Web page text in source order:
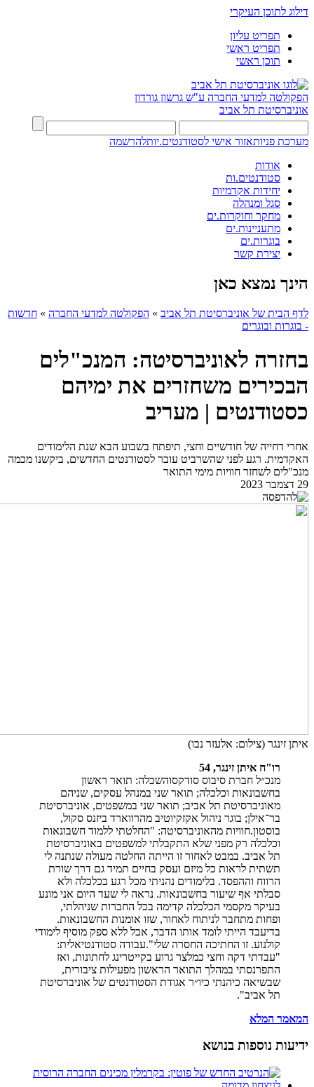
דילוג לתוכן העיקרי
תפריט עליון
תפריט ראשי
תוכן ראשי
הפקולטה למדעי החברה ע"ש גרשון גורדון
אוניברסיטת תל אביב
מערכת פניותאזור אישי לסטודנטים.יותלהרשמה
אודות
סטודנטים.ות
יחידות אקדמיות
סגל ומנהלה
מחקר וחוקרות.ים
מתעניינות.ים
בוגרות.ים
יצירת קשר
הינך נמצא כאן
לדף הבית של אוניברסיטת תל אביב » הפקולטה למדעי החברה » חדשות
- בוגרות ובוגרים
בחזרה לאוניברסיטה: המנכ"לים
הבכירים משחזרים את ימיהם
כסטודנטים | מעריב
אחרי דחייה של חודשיים וחצי, תיפתח בשבוע הבא שנת הלימודים
האקדמית. רגע לפני שהשרביט עובר לסטודנטים החדשים, ביקשנו מכמה
מנכ"לים לשחזר חוויות מימי התואר
29 דצמבר 2023
איתן זינגר (צילום: אלעזר נבו)
רו"ח איתן זינגר, 54
מנכ״ל חברת סיבוס סודקסוהשכלה: תואר ראשון
בחשבונאות וכלכלה; תואר שני במנהל עסקים, שניהם
מאוניברסיטת תל אביב; תואר שני במשפטים, אוניברסיטת
בר־אילן; בוגר ניהול אקזקיוטיב מהרווארד ביזנס סקול,
בוסטון.חוויות מהאוניברסיטה: "החלטתי ללמוד חשבונאות
וכלכלה רק מפני שלא התקבלתי למשפטים באוניברסיטת
תל אביב. במבט לאחור זו הייתה החלטה מעולה שנתנה לי
תשתית לראות כל מיזם ועסק בחיים תמיד גם דרך שורת
הרווח וההפסד. בלימודים נהניתי מכל רגע בכלכלה ולא
סבלתי אף שיעור בחשבונאות. נראה לי שעד היום אני מונע
בעיקר מקסמי הכלכלה קדימה בכל החברות שניהלתי,
ופחות מתחבר לניתוח לאחור, שזו אומנות החשבונאות.
בדיעבד הייתי לומד אותו הדבר, אבל ללא ספק מוסיף לימודי
קולנוע. זו החתיכה החסרה שלי".עבודה סטודנטיאלית:
"עבדתי דקה וחצי כמלצר גרוע בקייטרינג לחתונות, ואז
התפרנסתי במהלך התואר הראשון מפעילות ציבורית,
שבשיאה כיהנתי כיו״ר אגודת הסטודנטים של אוניברסיטת
תל אביב".
המאמר המלא
ידיעות נוספות בנושא